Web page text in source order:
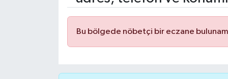
Bu bölgede nöbetçi bir eczane
Resmi ilanlar